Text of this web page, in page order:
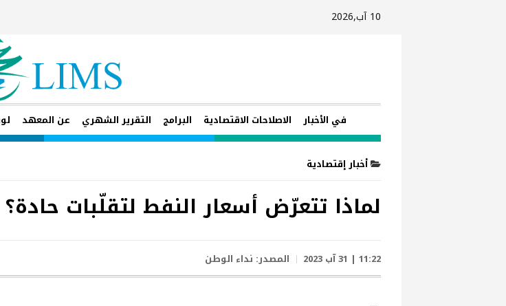
10 آب,2026
في الأخبار الاصلاحات الاقتصادية البرامج التقرير الشهري عن المعهد
أخبار إقتصادية
لماذا تتعرّض أسعار النفط لتقلّبات حادة؟
11:22 | 31 آب 2023 المصدر: نداء الوطن